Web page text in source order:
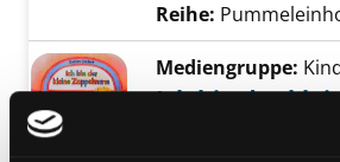
Reihe:
Exemplar-Details von
Mediengruppe:
Ich bin der